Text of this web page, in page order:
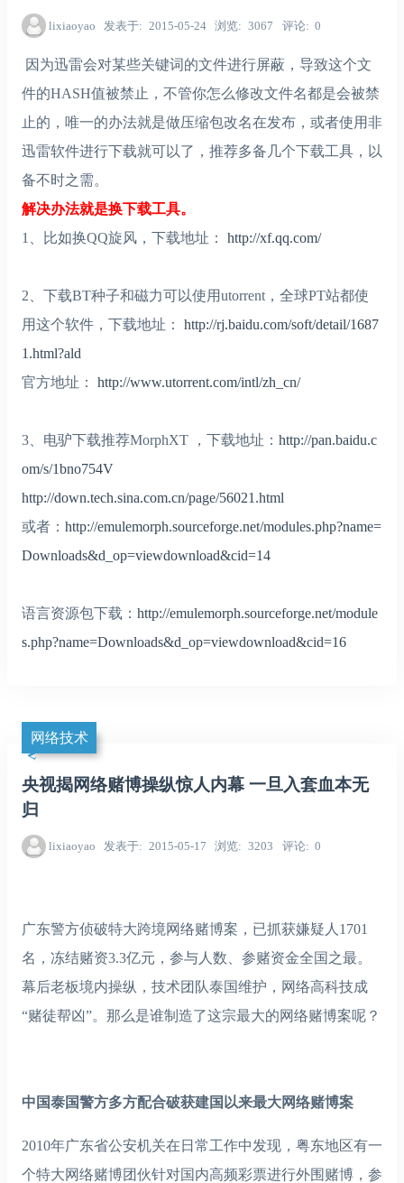
lixiaoyao 发表于 2015-05-24 浏览 3067 评论 0
因为迅雷会对某些关键词的文件进行屏蔽，导致这个文
件的HASH值被禁止，不管你怎么修改文件名都是会被禁
止的，唯一的办法就是做压缩包改名在发布，或者使用非
迅雷软件进行下载就可以了，推荐多备几个下载工具，以
备不时之需。
解决办法就是换下载工具。
1、比如换QQ旋风，下载地址： http://xf.qq.com/
2、下载BT种子和磁力可以使用utorrent，全球PT站都使
用这个软件，下载地址： http://rj.baidu.com/soft/detail/1687
1.html?ald
官方地址： http://www.utorrent.com/intl/zh_cn/
3、电驴下载推荐MorphXT ，下载地址： http://pan.baidu.c
om/s/1bno754V
http://down.tech.sina.com.cn/page/56021.html
或者： http://emulemorph.sourceforge.net/modules.php?name=
Downloads&d_op=viewdownload&cid=14
语言资源包下载： http://emulemorph.sourceforge.net/module
s.php?name=Downloads&d_op=viewdownload&cid=16
网络技术
央视揭网络赌博操纵惊人内幕 一旦入套血本无
归
lixiaoyao 发表于 2015-05-17 浏览 3203 评论 0
广东警方侦破特大跨境网络赌博案，已抓获嫌疑人1701
名，冻结赌资3.3亿元，参与人数、参赌资金全国之最。
幕后老板境内操纵，技术团队泰国维护，网络高科技成
“赌徒帮凶”。那么是谁制造了这宗最大的网络赌博案呢？
中国泰国警方多方配合破获建国以来最大网络赌博案
2010年广东省公安机关在日常工作中发现，粤东地区有一
个特大网络赌博团伙针对国内高频彩票进行外围赌博，参